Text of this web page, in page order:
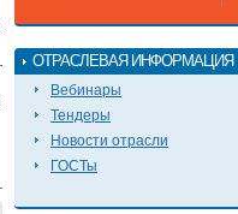
ОТРАСЛЕВАЯ ИНФОРМАЦИЯ
Вебинары
Тендеры
Новости отрасли
ГОСТы